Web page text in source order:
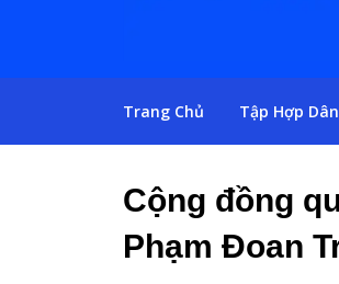
Trang Chủ Tập Hợp
Cộng đồng
Phạm Đoan